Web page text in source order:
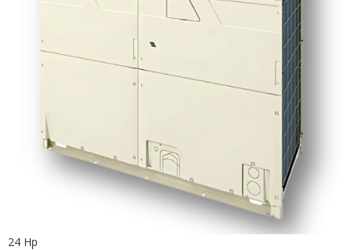
24 Hp